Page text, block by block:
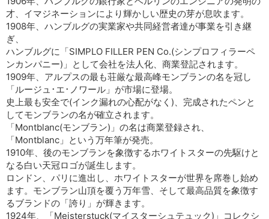
才、イマジネーションにより輝かしい歴史の芽が息吹ます。
1908年、ハンブルグの実業家や共同経営者達が事業を引き継
ぎ、
ハンブルグに「SIMPLO FILLER PEN Co.(シンプロフィラーペ
ンカンパニー)」として会社を法人化、商業登記されます。
1909年、アルプスの最も荘厳な最高峰モンブランの名を冠し
「ルージュ･エ･ノワール」が市場に登場。
史上最も安全で(インク漏れの心配がなく)、完成されたペンと
してモンブランの名が確立されます。
「Montblanc(モンブラン)」の名は商業登録され、
「Montblanc」という万年筆が発売。
1910年、後のモンブランを象徴するホワイトスターの先駆けと
なる白い天冠ロゴが誕生します。
ロンドン、パリに進出し、ホワイトスターが世界を席巻し始め
ます。モンブラン山頂を覆う万年雪、そして最高品質を象徴す
るブランドの「誇り」が輝きます。
1924年、「Meisterstuck(マイスターシュテュック)」コレクシ